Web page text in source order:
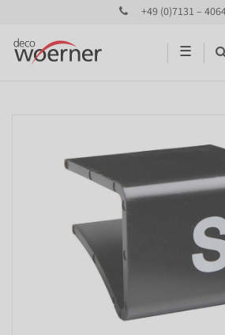
+49 (0)7131 –
☰